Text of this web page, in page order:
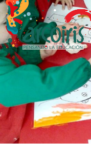
Skip
to
content